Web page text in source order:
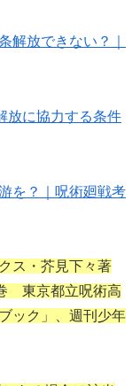
解放できない？｜
放に協力する条件
を？｜呪術廻戦考
ス・芥見下々著
東京都立呪術高
ック」、週刊少年